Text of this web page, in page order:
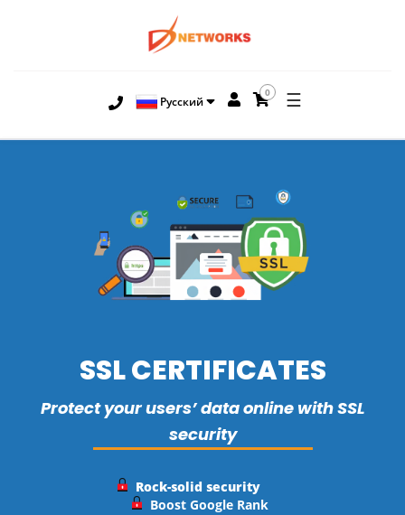
Русский
0 ☰
SSL CERTIFICATES
Protect your users’ data online with SSL
security
Rock-solid security
Boost Google Rank